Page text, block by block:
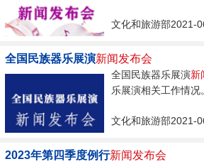
文化和旅游部2021-
全国民族器乐展演新闻发布会
全国民族器乐展演新
乐展演相关工作情况
文化和旅游部2021-
2023年第四季度例行新闻发布会